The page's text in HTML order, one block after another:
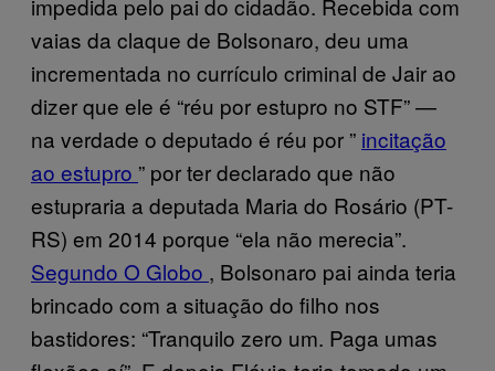
vaias da claque de Bolsonaro, deu uma
incrementada no currículo criminal de Jair ao
dizer que ele é “réu por estupro no STF” —
na verdade o deputado é réu por ” incitação
ao estupro ” por ter declarado que não
estupraria a deputada Maria do Rosário (PT-
RS) em 2014 porque “ela não merecia”.
Segundo O Globo , Bolsonaro pai ainda teria
brincado com a situação do filho nos
bastidores: “Tranquilo zero um. Paga umas